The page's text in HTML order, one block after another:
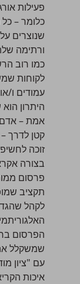
פעילות
כלומר – כל
שנוצרים
ורתימה
כמו רוב
לקוחות
עמודים ו/
היתרון
אמת –
קטן לדרך
זוכה
בצורה
פרסום
תקציב
לקהל
הפרסום
שמשקלל
עם "ציון
איכות